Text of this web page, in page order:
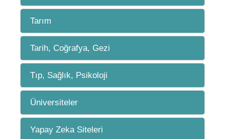
Tarım
Tarih, Coğrafya, Gezi
Tıp, Sağlık, Psikoloji
Üniversiteler
Yapay Zeka Siteleri